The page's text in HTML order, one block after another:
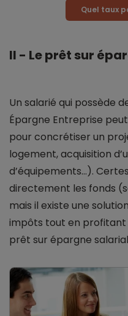
Quel taux
II - Le prêt sur
Un salarié qui possède
Épargne Entreprise
pour concrétiser un
logement, acquisition
d’équipements…).
directement les fonds
mais il existe une
impôts tout en profitant
prêt sur épargne